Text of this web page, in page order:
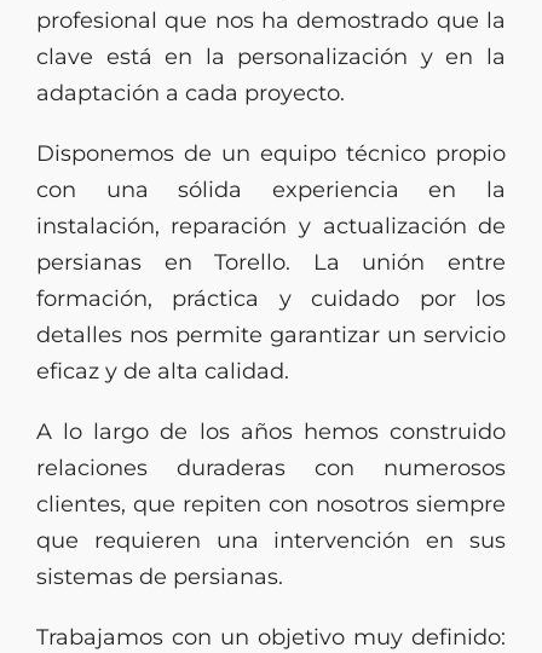
profesional que nos ha demostrado que la
clave está en la personalización y en la
adaptación a cada proyecto.
Disponemos de un equipo técnico propio
con una sólida experiencia en la
instalación, reparación y actualización de
persianas en Torello. La unión entre
formación, práctica y cuidado por los
detalles nos permite garantizar un servicio
eficaz y de alta calidad.
A lo largo de los años hemos construido
relaciones duraderas con numerosos
clientes, que repiten con nosotros siempre
que requieren una intervención en sus
sistemas de persianas.
Trabajamos con un objetivo muy definido: